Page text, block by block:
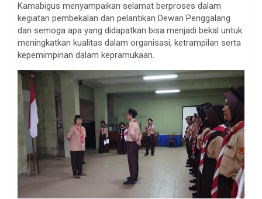
Kamabigus menyampaikan selamat berproses dalam
kegiatan pembekalan dan pelantikan Dewan Penggalang
dan semoga apa yang didapatkan bisa menjadi bekal untuk
meningkatkan kualitas dalam organisasi, ketrampilan serta
kepemimpinan dalam kepramukaan.